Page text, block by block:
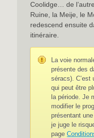
Coolidge… de
Ruine, la Meije, le
redescend ensuite
itinéraire.
La voie
présente des
séracs). C’est
qui peut être
la période. Je
modifier le
présentant
je juge le
page